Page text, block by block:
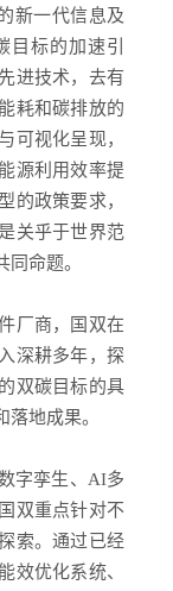
新一代信息及
目标的加速引
进技术，去有
耗和碳排放的
可视化呈现，
源利用效率提
的政策要求，
关乎于世界范
命题。
厂商，国双在
深耕多年，探
双碳目标的具
地成果。
字孪生、AI多
双重点针对不
索。通过已经
效优化系统、